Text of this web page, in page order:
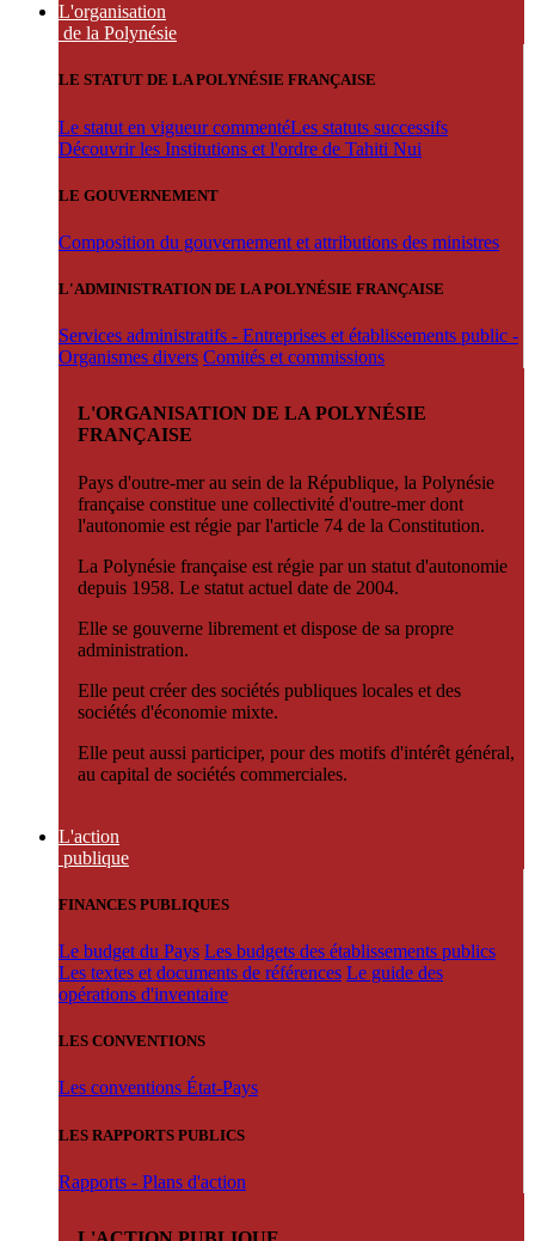
L'organisation
de la Polynésie
LE STATUT DE LA POLYNÉSIE FRANÇAISE
Le statut en vigueur commentéLes statuts successifs
Découvrir les Institutions et l'ordre de Tahiti Nui
LE GOUVERNEMENT
Composition du gouvernement et attributions des ministres
L'ADMINISTRATION DE LA POLYNÉSIE FRANÇAISE
Services administratifs - Entreprises et établissements public -
Organismes divers Comités et commissions
L'ORGANISATION DE LA POLYNÉSIE
FRANÇAISE
Pays d'outre-mer au sein de la République, la Polynésie
française constitue une collectivité d'outre-mer dont
l'autonomie est régie par l'article 74 de la Constitution.
La Polynésie française est régie par un statut d'autonomie
depuis 1958. Le statut actuel date de 2004.
Elle se gouverne librement et dispose de sa propre
administration.
Elle peut créer des sociétés publiques locales et des
sociétés d'économie mixte.
Elle peut aussi participer, pour des motifs d'intérêt général,
au capital de sociétés commerciales.
L'action
publique
FINANCES PUBLIQUES
Le budget du Pays Les budgets des établissements publics
Les textes et documents de références Le guide des
opérations d'inventaire
LES CONVENTIONS
Les conventions État-Pays
LES RAPPORTS PUBLICS
Rapports - Plans d'action